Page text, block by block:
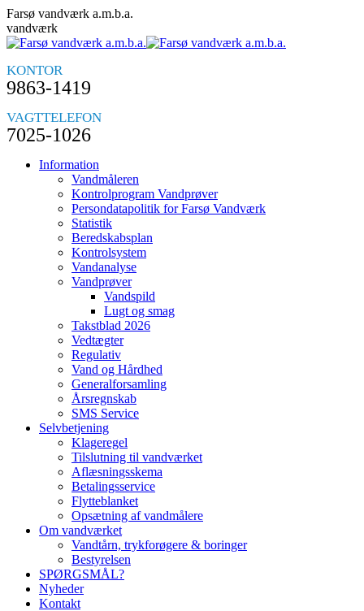
Skip
to
content
Farsø vandværk a.m.b.a.
vandværk
KONTOR
9863-1419
VAGTTELEFON
7025-1026
Information
Vandmåleren
Kontrolprogram Vandprøver
Persondatapolitik for Farsø Vandværk
Statistik
Beredskabsplan
Kontrolsystem
Vandanalyse
Vandprøver
Vandspild
Lugt og smag
Takstblad 2026
Vedtægter
Regulativ
Vand og Hårdhed
Generalforsamling
Årsregnskab
SMS Service
Selvbetjening
Klageregel
Tilslutning til vandværket
Aflæsningsskema
Betalingsservice
Flytteblanket
Opsætning af vandmålere
Om vandværket
Vandtårn, trykforøgere & boringer
Bestyrelsen
SPØRGSMÅL?
Nyheder
Kontakt